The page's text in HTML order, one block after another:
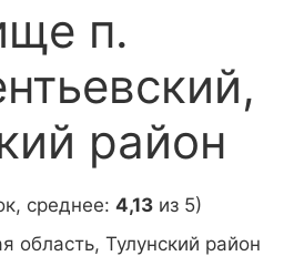
п.
район
среднее: 4,13 из 5)
область, Тулунский район